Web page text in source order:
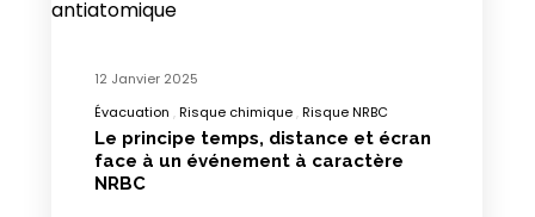
12 Janvier 2025
Évacuation Risque chimique Risque NRBC
Le principe temps, distance et écran
face à un événement à caractère
NRBC